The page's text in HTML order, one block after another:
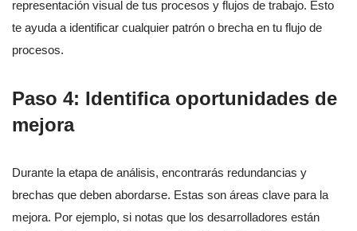
representación visual de tus procesos y flujos de trabajo. Esto
te ayuda a identificar cualquier patrón o brecha en tu flujo de
procesos.
Paso 4: Identifica oportunidades de
mejora
Durante la etapa de análisis, encontrarás redundancias y
brechas que deben abordarse. Estas son áreas clave para la
mejora. Por ejemplo, si notas que los desarrolladores están